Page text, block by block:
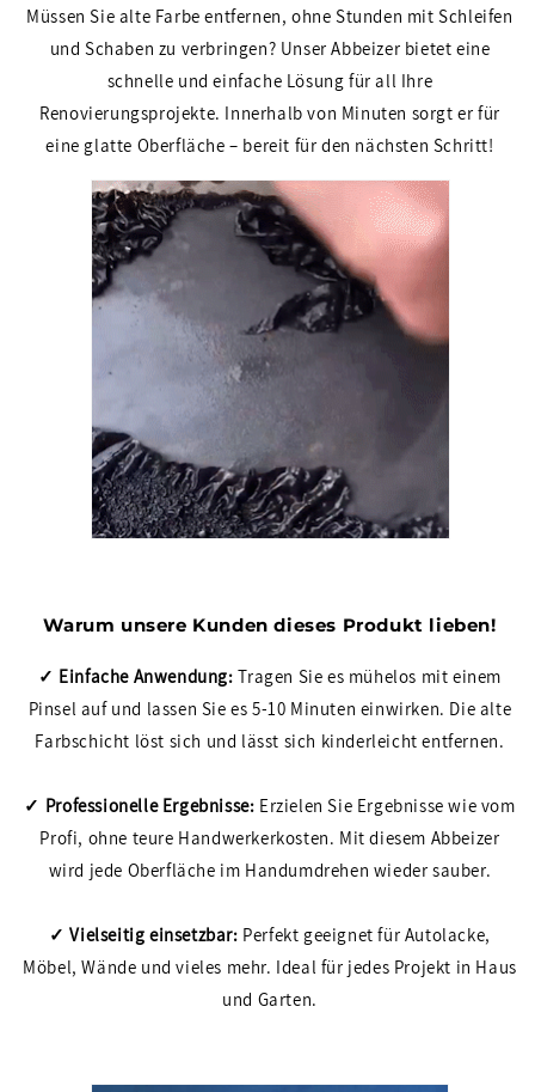
Müssen Sie alte Farbe entfernen, ohne Stunden mit Schleifen
und Schaben zu verbringen? Unser Abbeizer bietet eine
schnelle und einfache Lösung für all Ihre
Renovierungsprojekte. Innerhalb von Minuten sorgt er für
eine glatte Oberfläche – bereit für den nächsten Schritt!
Warum unsere Kunden dieses Produkt lieben!
✓ Einfache Anwendung: Tragen Sie es mühelos mit einem
Pinsel auf und lassen Sie es 5-10 Minuten einwirken. Die alte
Farbschicht löst sich und lässt sich kinderleicht entfernen.
✓ Professionelle Ergebnisse: Erzielen Sie Ergebnisse wie vom
Profi, ohne teure Handwerkerkosten. Mit diesem Abbeizer
wird jede Oberfläche im Handumdrehen wieder sauber.
✓ Vielseitig einsetzbar: Perfekt geeignet für Autolacke,
Möbel, Wände und vieles mehr. Ideal für jedes Projekt in Haus
und Garten.